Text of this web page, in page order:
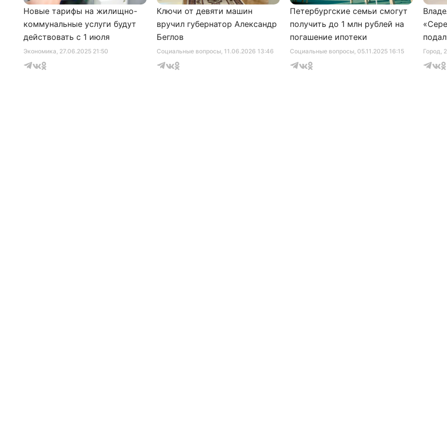
Экономика, 27.06.2025 21:50
Новые тарифы на жилищно-
коммунальные услуги будут
действовать с 1 июля
Социальные вопросы, 11.06.2026 13:46
Ключи от девяти машин
вручил губернатор Александр
Беглов
Социальные вопросы, 05.11.2025 16:15
Петербургские семьи смогут
получить до 1 млн рублей на
погашение ипотеки
Город,
музеев